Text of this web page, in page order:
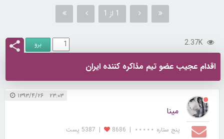
1 از 1
2.37K
اقدام عجیب عضو تیم مذاکره کننده ایران
۲۳:۰۳ ۱۳۹۳/۴/۲۶
مینا
پنج ستاره ⋆⋆⋆⋆⋆ |
8686
| 5387 پست